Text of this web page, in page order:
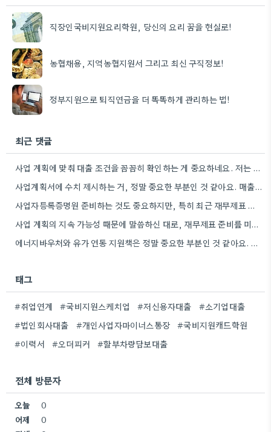
직장인국비지원요리학원, 당신의 요리 꿈을 현실로!
농협채용, 지역농협지원서 그리고 최신 구직정보!
정부지원으로 퇴직연금을 더 똑똑하게 관리하는 법!
최근 댓글
사업 계획에 맞춰 대출 조건을 꼼꼼히 확인하는 게 중요하네요. 저는 사업 확장 시 금리 변화를…
사업계획서에 수치 제시하는 거, 정말 중요한 부분인 것 같아요. 매출 성장률이나 고용 목표를 구체적으로 적으면…
사업자등록증명원 준비하는 것도 중요하지만, 특히 최근 재무제표 유효기간 꼭 확인해야 해요. 제가 최근 사업 계획서…
사업 계획의 지속 가능성 때문에 말씀하신 대로, 재무제표 준비를 미리 해두는 게 정말 중요하네요. 특히…
에너지바우처와 유가 연동 지원책은 정말 중요한 부분인 것 같아요. 특히 농어민분들이 에너지 가격 변동에 덜…
태그
#취업연계 #국비지원스케치업 #저신용자대출
#소기업대출
#법인회사대출
#개인사업자마이너스통장
#국비지원캐드학원
#이력서
#오더피커 #할부차량담보대출
전체 방문자
오늘
0
어제
0